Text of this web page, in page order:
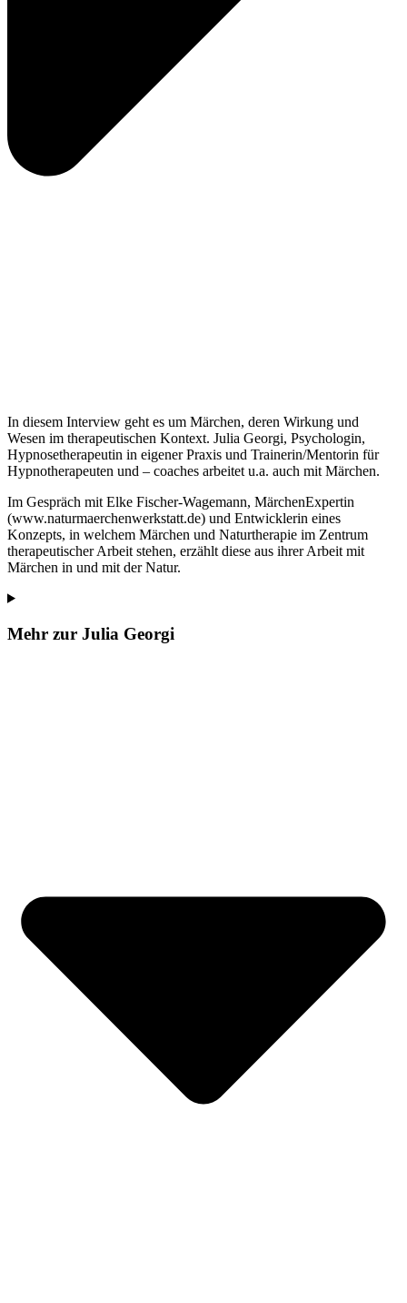
In diesem Interview geht es um Märchen, deren Wirkung und
Wesen im therapeutischen Kontext. Julia Georgi, Psychologin,
Hypnosetherapeutin in eigener Praxis und Trainerin/Mentorin für
Hypnotherapeuten und – coaches arbeitet u.a. auch mit Märchen.
Im Gespräch mit Elke Fischer-Wagemann, MärchenExpertin
(www.naturmaerchenwerkstatt.de) und Entwicklerin eines
Konzepts, in welchem Märchen und Naturtherapie im Zentrum
therapeutischer Arbeit stehen, erzählt diese aus ihrer Arbeit mit
Märchen in und mit der Natur.
Mehr zur Julia Georgi